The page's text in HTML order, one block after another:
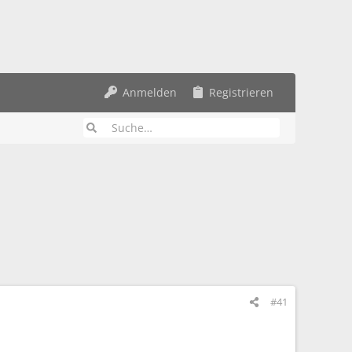
Anmelden Registrieren
#41